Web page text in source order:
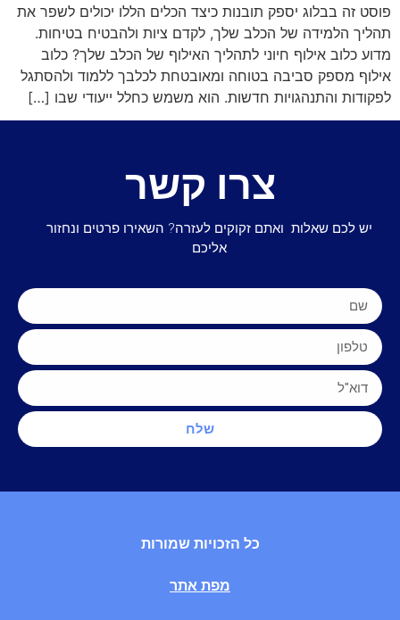
פוסט זה בבלוג יספק תובנות כיצד הכלים הללו יכולים לשפר את
תהליך הלמידה של הכלב שלך, לקדם ציות ולהבטיח בטיחות.
מדוע כלוב אילוף חיוני לתהליך האילוף של הכלב שלך? כלוב
אילוף מספק סביבה בטוחה ומאובטחת לכלבך ללמוד ולהסתגל
לפקודות והתנהגויות חדשות. הוא משמש כחלל ייעודי שבו […]
צרו קשר
יש לכם שאלות ואתם זקוקים לעזרה? השאירו פרטים ונחזור
אליכם
שלח
כל הזכויות שמורות
מפת אתר